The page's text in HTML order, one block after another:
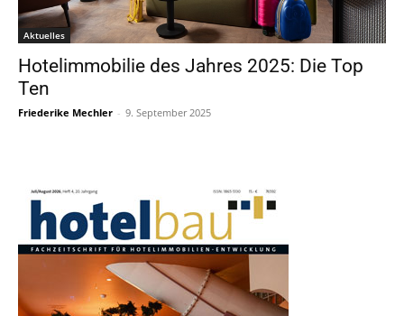
Aktuelles
Hotelimmobilie des Jahres 2025: Die Top
Ten
Friederike Mechler - 9. September 2025